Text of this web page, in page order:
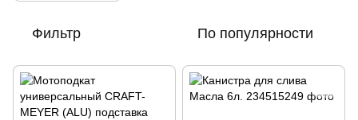
Фильтр По популярности